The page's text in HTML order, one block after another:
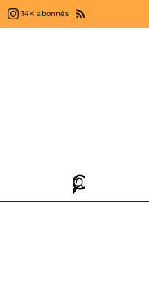
14K abonnés